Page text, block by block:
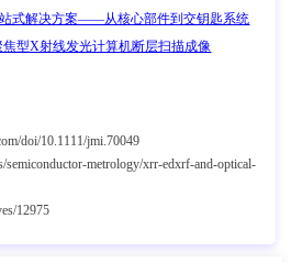
式解决方案——从核心部件到交钥匙系统
型X射线发光计算机断层扫描成像
doi/10.1111/jmi.70049
semiconductor-metrology/xrr-edxrf-and-optical-
12975